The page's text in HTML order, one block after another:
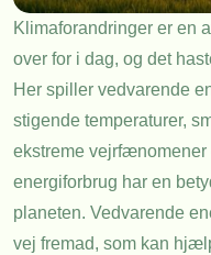
Klimaforandringer er en
over for i dag, og det
Her spiller vedvarende
stigende temperaturer,
ekstreme
energiforbrug har en
planeten. Vedvarende
vej fremad, som kan